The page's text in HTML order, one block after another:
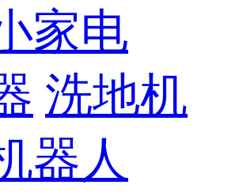
家电
洗地机
器人